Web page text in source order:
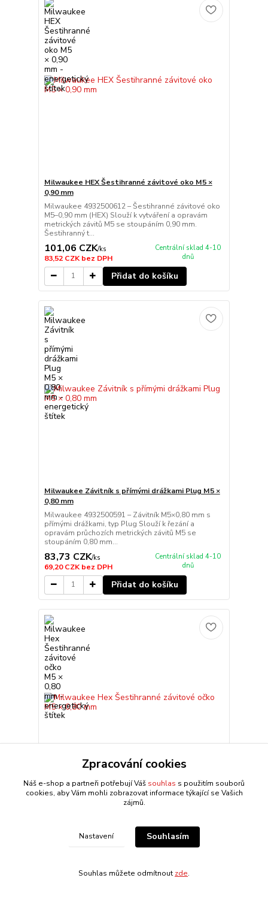
Milwaukee HEX Šestihranné závitové oko M5 ×
0,90 mm
Milwaukee 4932500612 – Šestihranné závitové oko
M5–0,90 mm (HEX) Slouží k vytváření a opravám
metrických závitů M5 se stoupáním 0,90 mm.
Šestihranný t...
101,06 CZK/ks
83,52 CZKbez DPH
Centrální sklad 4-10
dnů
Přidat do košíku
Milwaukee Závitník s přímými drážkami Plug M5 ×
0,80 mm
Milwaukee 4932500591 – Závitník M5×0,80 mm s
přímými drážkami, typ Plug Slouží k řezání a
opravám průchozích metrických závitů M5 se
stoupáním 0,80 mm...
83,73 CZK/ks
69,20 CZKbez DPH
Centrální sklad 4-10
dnů
Přidat do košíku
Milwaukee Hex Šestihranné závitové očko M5 ×
M5–0,80 mm Slouží k vytváření a opravám
metrických závitů M5 se stoupáním 0,80 mm.
83,52 CZKbez DPH
dnů
Zpracování cookies
Náš e-shop a partneři potřebují Váš souhlas s použitím souborů
cookies, aby Vám mohli zobrazovat informace týkající se Vašich
zájmů.
Nastavení Souhlasím
Souhlas můžete odmítnout zde.